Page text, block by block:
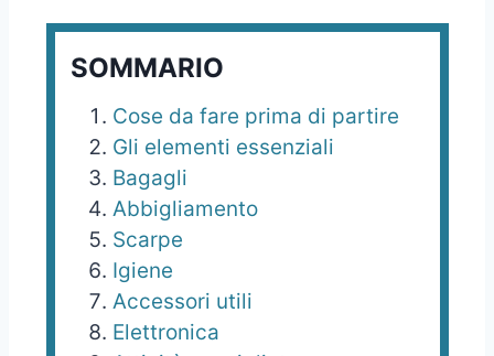
SOMMARIO
Cose da fare prima di partire
Gli elementi essenziali
Bagagli
Abbigliamento
Scarpe
Igiene
Accessori utili
Elettronica